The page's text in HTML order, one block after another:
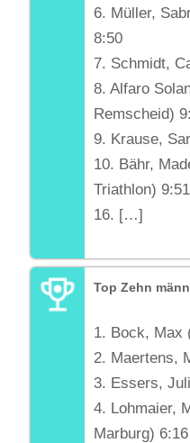
6. Müller,
8:50
7. Schmidt,
8. Alfaro
Remscheid)
9. Krause,
10. Bähr,
Triathlon) 9:51
16. […]
Top Zehn
1. Bock, Max
2. Maertens,
3. Essers,
4. Lohmaier,
Marburg) 6:16